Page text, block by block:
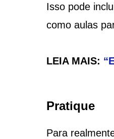
Isso pode
como aulas
LEIA MAIS:
Pratique
Para